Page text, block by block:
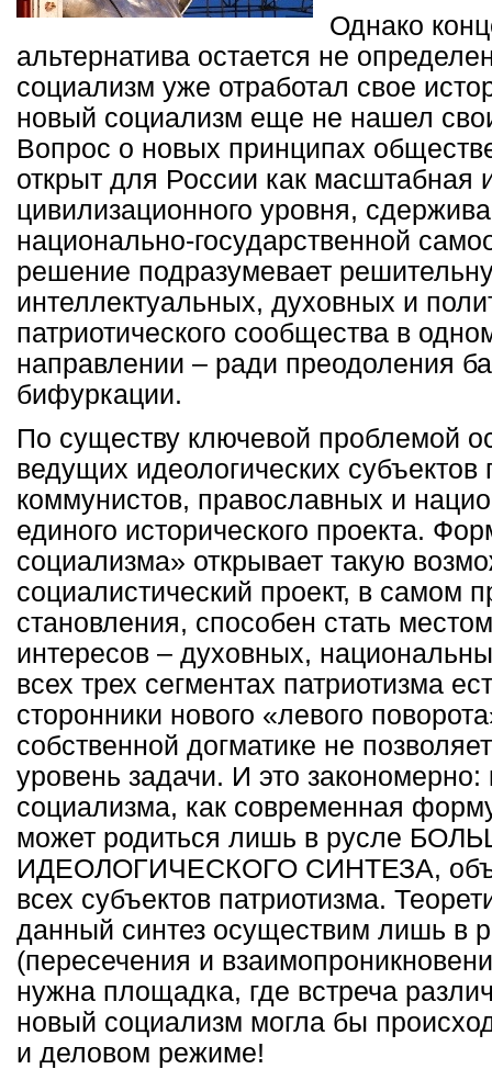
Однако
альтернатива остается не
социализм уже отработал свое
новый социализм еще не нашел
Вопрос о новых принципах
открыт для России как масштабная
цивилизационного уровня,
национально-государственной
решение подразумевает
интеллектуальных, духовных и
патриотического сообщества в
направлении – ради преодоления
бифуркации.
По существу ключевой проблемой
ведущих идеологических субъектов
коммунистов, православных и
единого исторического проекта.
социализма» открывает такую
социалистический проект, в самом
становления, способен стать
интересов – духовных,
всех трех сегментах патриотизма
сторонники нового «левого
собственной догматике не
уровень задачи. И это закономерно:
социализма, как современная
может родиться лишь в русле
ИДЕОЛОГИЧЕСКОГО СИНТЕЗА,
всех субъектов патриотизма.
данный синтез осуществим лишь в
(пересечения и
нужна площадка, где встреча
новый социализм могла бы
и деловом режиме!